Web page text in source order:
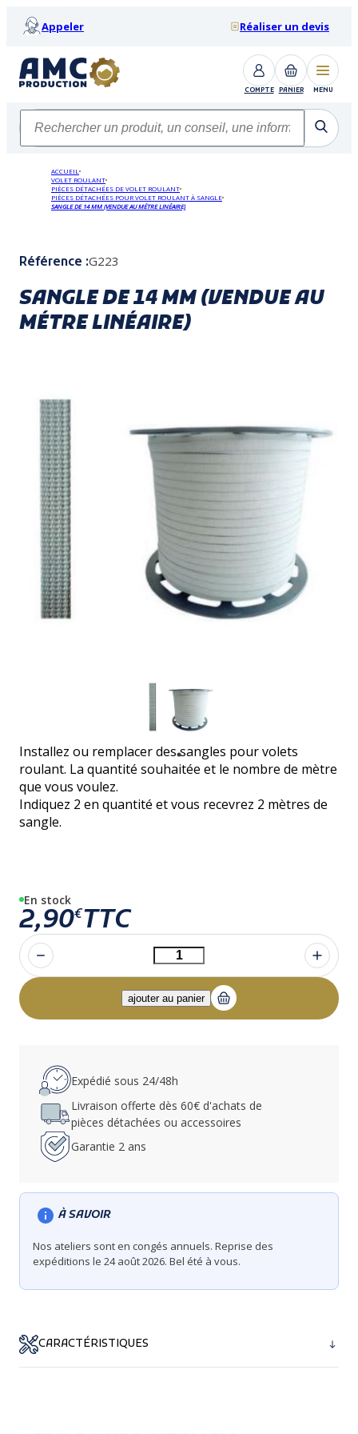
Appeler Réaliser un devis
COMPTE PANIER MENU
ACCUEIL
VOLET ROULANT
PIÈCES DÉTACHÉES DE VOLET ROULANT
PIÈCES DÉTACHÉES POUR VOLET ROULANT À SANGLE
SANGLE DE 14 MM (VENDUE AU MÉTRE LINÉAIRE)
Référence :G223
SANGLE DE 14 MM (VENDUE AU
MÉTRE LINÉAIRE)
Installez ou remplacer des sangles pour volets
roulant. La quantité souhaitée et le nombre de mètre
que vous voulez.
Indiquez 2 en quantité et vous recevrez 2 mètres de
sangle.
En stock
2,90€TTC
Expédié sous 24/48h
Livraison offerte dès 60€ d'achats de
pièces détachées ou accessoires
Garantie 2 ans
À SAVOIR
Nos ateliers sont en congés annuels. Reprise des
expéditions le 24 août 2026. Bel été à vous.
CARACTÉRISTIQUES